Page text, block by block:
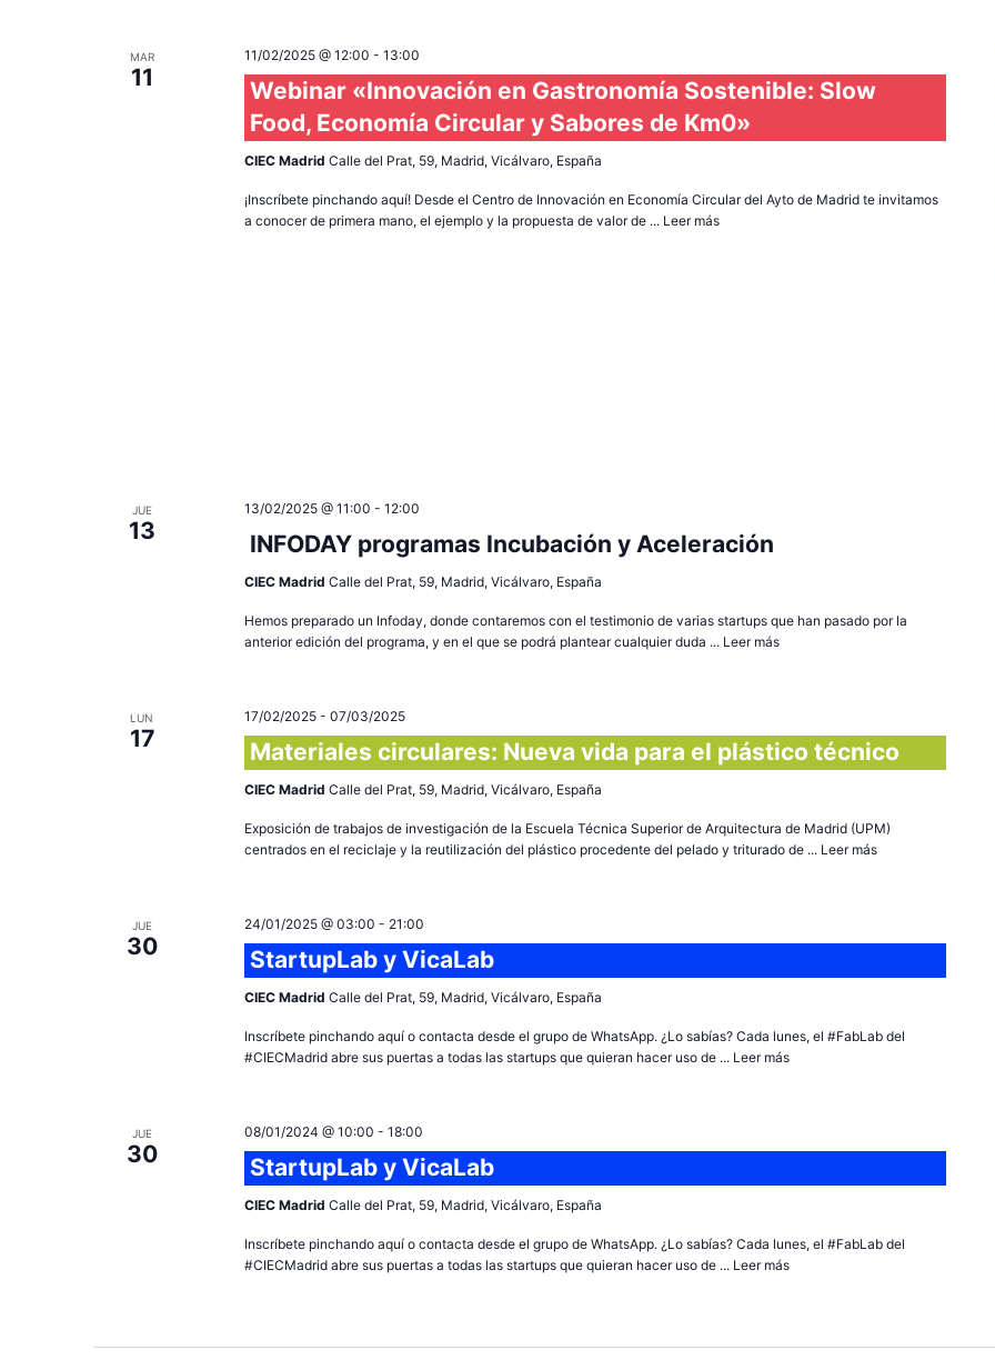
MAR
11
11/02/2025 @ 12:00 - 13:00
Webinar «Innovación en Gastronomía Sostenible: Slow
Food, Economía Circular y Sabores de Km0»
CIEC Madrid Calle del Prat, 59, Madrid, Vicálvaro, España
¡Inscríbete pinchando aquí! Desde el Centro de Innovación en Economía Circular del Ayto de Madrid te invitamos
a conocer de primera mano, el ejemplo y la propuesta de valor de ... Leer más
JUE
13
13/02/2025 @ 11:00 - 12:00
INFODAY programas Incubación y Aceleración
CIEC Madrid Calle del Prat, 59, Madrid, Vicálvaro, España
Hemos preparado un Infoday, donde contaremos con el testimonio de varias startups que han pasado por la
anterior edición del programa, y en el que se podrá plantear cualquier duda ... Leer más
LUN
17
17/02/2025- 07/03/2025
Materiales circulares: Nueva vida para el plástico técnico
CIEC Madrid Calle del Prat, 59, Madrid, Vicálvaro, España
Exposición de trabajos de investigación de la Escuela Técnica Superior de Arquitectura de Madrid (UPM)
centrados en el reciclaje y la reutilización del plástico procedente del pelado y triturado de ... Leer más
JUE
30
24/01/2025 @ 03:00 - 21:00
StartupLab y VicaLab
CIEC Madrid Calle del Prat, 59, Madrid, Vicálvaro, España
Inscríbete pinchando aquí o contacta desde el grupo de WhatsApp. ¿Lo sabías? Cada lunes, el #FabLab del
#CIECMadrid abre sus puertas a todas las startups que quieran hacer uso de ... Leer más
JUE
30
08/01/2024 @ 10:00 - 18:00
StartupLab y VicaLab
CIEC Madrid Calle del Prat, 59, Madrid, Vicálvaro, España
Inscríbete pinchando aquí o contacta desde el grupo de WhatsApp. ¿Lo sabías? Cada lunes, el #FabLab del
#CIECMadrid abre sus puertas a todas las startups que quieran hacer uso de ... Leer más